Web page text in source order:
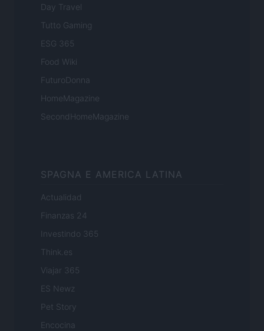
Day Travel
Tutto Gaming
ESG 365
Food Wiki
FuturoDonna
HomeMagazine
SecondHomeMagazine
SPAGNA E AMERICA LATINA
Actualidad
Finanzas 24
Investindo 365
Think.es
Viajar 365
ES Newz
Pet Story
Encocina